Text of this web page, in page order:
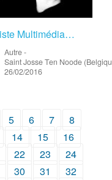
Artiste Multimédia – Autre
Autre-
Saint Josse Ten Noode
26/02/2016
5 6 7
8
14 15
16
22 23
24
30 31
32